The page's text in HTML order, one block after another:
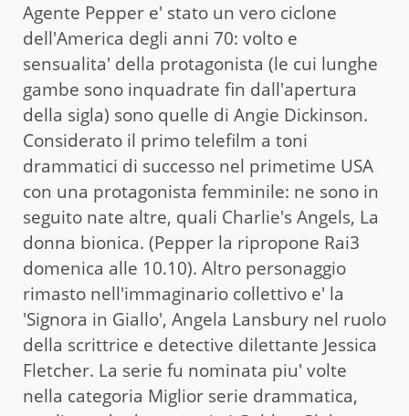
Agente Pepper e' stato un vero ciclone
dell'America degli anni 70: volto e
sensualita' della protagonista (le cui lunghe
gambe sono inquadrate fin dall'apertura
della sigla) sono quelle di Angie Dickinson.
Considerato il primo telefilm a toni
drammatici di successo nel primetime USA
con una protagonista femminile: ne sono in
seguito nate altre, quali Charlie's Angels, La
donna bionica. (Pepper la ripropone Rai3
domenica alle 10.10). Altro personaggio
rimasto nell'immaginario collettivo e' la
'Signora in Giallo', Angela Lansbury nel ruolo
della scrittrice e detective dilettante Jessica
Fletcher. La serie fu nominata piu' volte
nella categoria Miglior serie drammatica,